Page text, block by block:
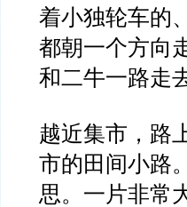
着小独轮车的
都朝一个方向
和二牛一路走
越近集市，路
市的田间小路
思。一片非常